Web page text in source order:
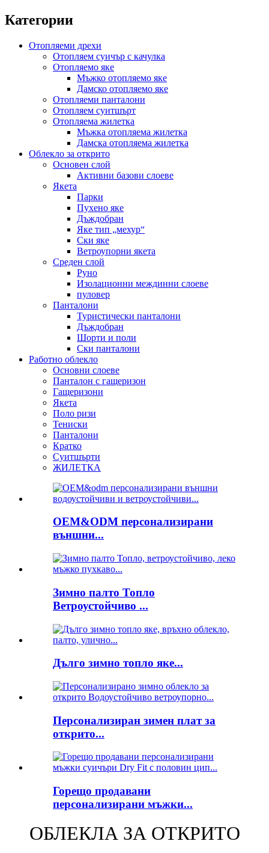
Категории
Отопляеми дрехи
Отопляем суичър с качулка
Отопляемо яке
Мъжко отопляемо яке
Дамско отопляемо яке
Отопляеми панталони
Отопляем суитшърт
Отопляема жилетка
Мъжка отопляема жилетка
Дамска отопляема жилетка
Облекло за открито
Основен слой
Активни базови слоеве
Якета
Парки
Пухено яке
Дъждобран
Яке тип „мехур“
Ски яке
Ветроупорни якета
Среден слой
Руно
Изолационни междинни слоеве
пуловер
Панталони
Туристически панталони
Дъждобран
Шорти и поли
Ски панталони
Работно облекло
Основни слоеве
Панталон с гащеризон
Гащеризони
Якета
Поло ризи
Тениски
Панталони
Кратко
Суитшърти
ЖИЛЕТКА
OEM&ODM персонализирани
външни...
Зимно палто Топло
Ветроустойчиво ...
Дълго зимно топло яке...
Персонализиран зимен плат за
открито...
Горещо продавани
персонализирани мъжки...
ОБЛЕКЛА ЗА ОТКРИТО